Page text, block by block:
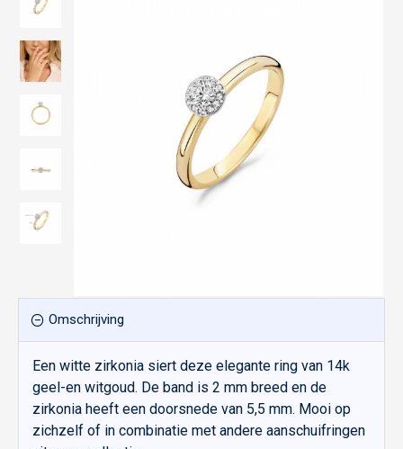
Omschrijving
Een witte zirkonia siert deze elegante ring van 14k
geel-en witgoud. De band is 2 mm breed en de
zirkonia heeft een doorsnede van 5,5 mm. Mooi op
zichzelf of in combinatie met andere aanschuifringen